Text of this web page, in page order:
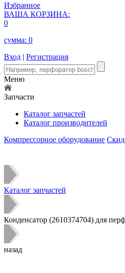
Избранное
ВАША КОРЗИНА:
0
сумма: 0
Вход | Регистрация
Меню
Запчасти
Каталог запчастей
Каталог производителей
Компрессорное оборудование
Каталог запчастей
Конденсатор (2610374704) для
назад